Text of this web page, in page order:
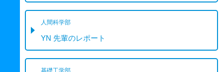
人間科学部
YN 先輩のレポート
基礎工学部